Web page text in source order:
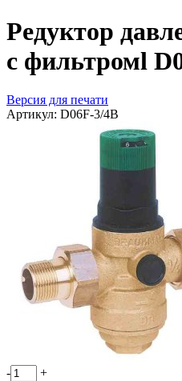
Редуктор
с фильтромl
Версия для печати
Артикул: D06F-3/4B
-
+